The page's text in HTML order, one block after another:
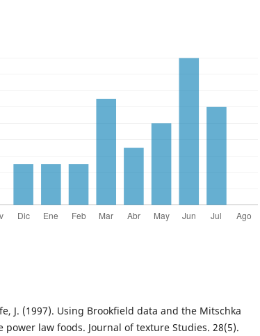
J. (1997). Using Brookfield data and the Mitschka
power law foods. Journal of texture Studies. 28(5).